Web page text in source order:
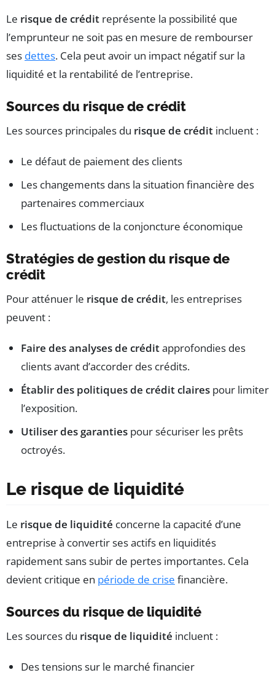
Le risque de crédit représente la possibilité que
l’emprunteur ne soit pas en mesure de rembourser
ses dettes. Cela peut avoir un impact négatif sur la
liquidité et la rentabilité de l’entreprise.
Sources du risque de crédit
Les sources principales du risque de crédit incluent :
Le défaut de paiement des clients
Les changements dans la situation financière des
partenaires commerciaux
Les fluctuations de la conjoncture économique
Stratégies de gestion du risque de
crédit
Pour atténuer le risque de crédit, les entreprises
peuvent :
Faire des analyses de créditapprofondies des
clients avant d’accorder des crédits.
Établir des politiques de crédit claires pour limiter
l’exposition.
Utiliser des garanties pour sécuriser les prêts
octroyés.
Le risque de liquidité
Le risque de liquidité concerne la capacité d’une
entreprise à convertir ses actifs en liquidités
rapidement sans subir de pertes importantes. Cela
devient critique en période de crise financière.
Sources du risque de liquidité
Les sources du risque de liquidité incluent :
Des tensions sur le marché financier